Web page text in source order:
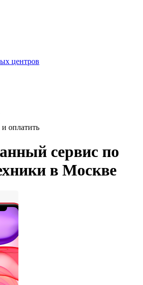
центров
и оплатить
сервис по
в Москве